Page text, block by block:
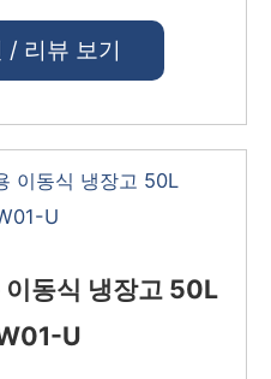
/ 리뷰 보기
이동식 냉장고 50L
U